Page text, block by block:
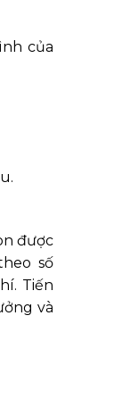
của
được
số
Tiến
và